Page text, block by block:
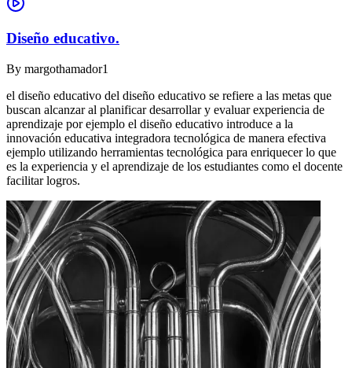
Diseño educativo.
By margothamador1
el diseño educativo del diseño educativo se refiere a las metas que
buscan alcanzar al planificar desarrollar y evaluar experiencia de
aprendizaje por ejemplo el diseño educativo introduce a la
innovación educativa integradora tecnológica de manera efectiva
ejemplo utilizando herramientas tecnológica para enriquecer lo que
es la experiencia y el aprendizaje de los estudiantes como el docente
facilitar logros.